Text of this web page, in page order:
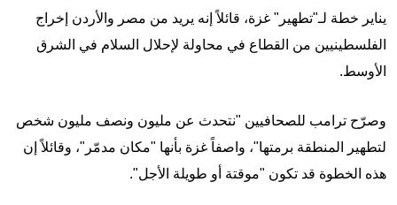
يناير خطة لـ"تطهير" غزة، قائلاً إنه يريد من مصر والأردن إخراج
الفلسطينيين من القطاع في محاولة لإحلال السلام في الشرق
الأوسط.
وصرّح ترامب للصحافيين "نتحدث عن مليون ونصف مليون شخص
لتطهير المنطقة برمتها"، واصفاً غزة بأنها "مكان مدمّر"، وقائلاً إن
هذه الخطوة قد تكون "موقتة أو طويلة الأجل".